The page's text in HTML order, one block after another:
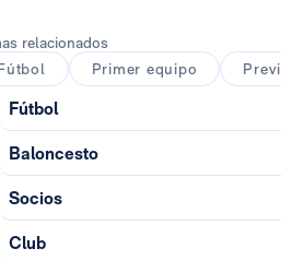
relacionados
Primer equipo
Fútbol
Baloncesto
Socios
Club